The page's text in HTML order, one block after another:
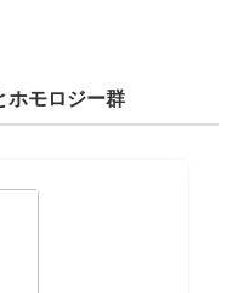
ホモロジー群